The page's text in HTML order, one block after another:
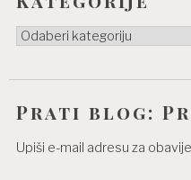
Kategorije
Prati blog:
Upiši e-mail adresu za